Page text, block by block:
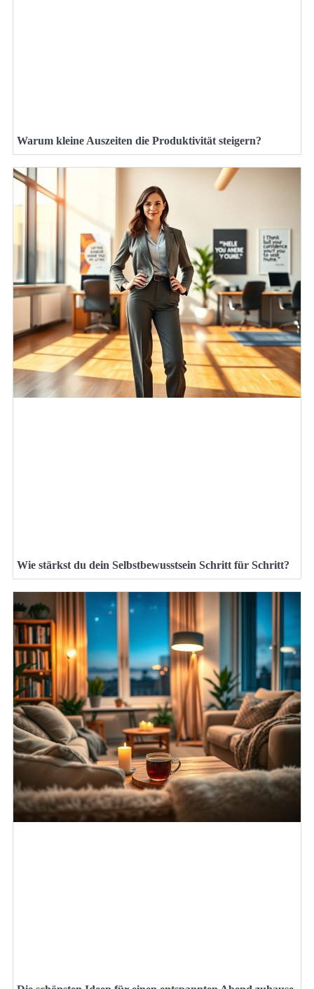
Warum kleine Auszeiten die Produktivität steigern?
Wie stärkst du dein Selbstbewusstsein Schritt für Schritt?